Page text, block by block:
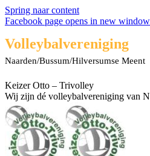
Spring naar content
Facebook page opens in new window
Volleybalvereniging
Naarden/Bussum/Hilversumse Meent
Keizer Otto – Trivolley
Wij zijn dé volleybalvereniging van